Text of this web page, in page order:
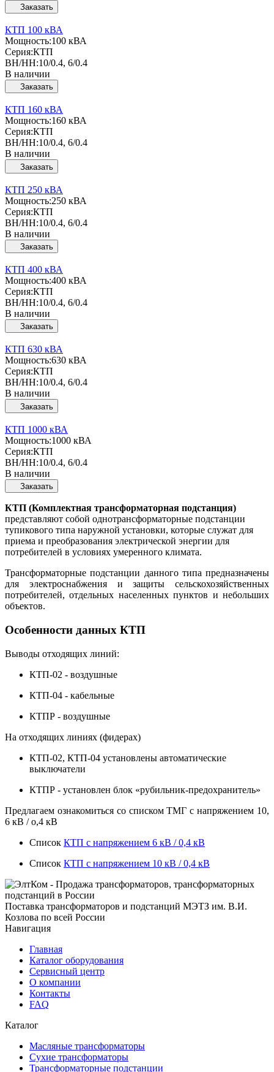
Заказать
КТП 100 кВА
Мощность:100 кВА
Серия:КТП
ВН/НН:10/0.4, 6/0.4
В наличии
Заказать
КТП 160 кВА
Мощность:160 кВА
Серия:КТП
ВН/НН:10/0.4, 6/0.4
В наличии
Заказать
КТП 250 кВА
Мощность:250 кВА
Серия:КТП
ВН/НН:10/0.4, 6/0.4
В наличии
Заказать
КТП 400 кВА
Мощность:400 кВА
Серия:КТП
ВН/НН:10/0.4, 6/0.4
В наличии
Заказать
КТП 630 кВА
Мощность:630 кВА
Серия:КТП
ВН/НН:10/0.4, 6/0.4
В наличии
Заказать
КТП 1000 кВА
Мощность:1000 кВА
Серия:КТП
ВН/НН:10/0.4, 6/0.4
В наличии
Заказать
КТП (Комплектная трансформаторная подстанция)
представляют собой однотрансформаторные подстанции
тупикового типа наружной установки, которые служат для
приема и преобразования электрической энергии для
потребителей в условиях умеренного климата.
Трансформаторные подстанции данного типа предназначены
для электроснабжения и защиты сельскохозяйственных
потребителей, отдельных населенных пунктов и небольших
объектов.
Особенности данных КТП
Выводы отходящих линий:
КТП-02 - воздушные
КТП-04 - кабельные
КТПР - воздушные
На отходящих линиях (фидерах)
КТП-02, КТП-04 установлены автоматические
выключатели
КТПР - установлен блок «рубильник-предохранитель»
Предлагаем ознакомиться со списком ТМГ с напряжением 10,
6 кВ / о,4 кВ
Список КТП с напряжением 6 кВ / 0,4 кВ
Список КТП с напряжением 10 кВ / 0,4 кВ
Поставка трансформаторов и подстанций МЭТЗ им. В.И.
Козлова по всей России
Навигация
Главная
Каталог оборудования
Сервисный центр
О компании
Контакты
FAQ
Каталог
Масляные трансформаторы
Сухие трансформаторы
Трансформаторные подстанции